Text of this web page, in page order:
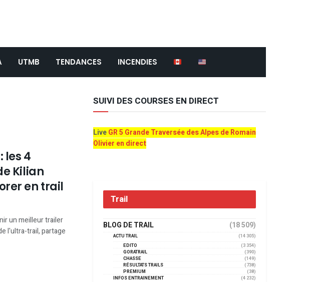
UTMB TENDANCES INCENDIES
les 4
Kilian
en trail
un meilleur trailer
l'ultra-trail, partage
SUIVI DES COURSES EN DIRECT
LiveGR 5 Grande Traversée des Alpes de Romain
Olivier en direct
Trail
BLOG DE TRAIL (18 509)
ACTU TRAIL
(14 305)
EDITO
(3 354)
GORATRAIL
(390)
CHASSE
(149)
RÉSULTATS TRAILS
(738)
PREMIUM
(38)
INFOS ENTRAINEMENT
(4 232)